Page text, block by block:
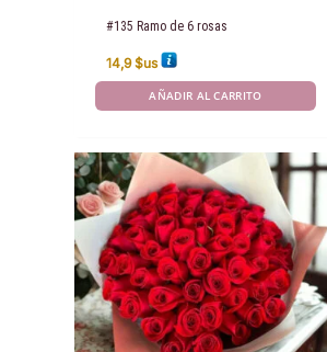
#135 Ramo de 6 rosas
14,9$us
AÑADIR AL CARRITO